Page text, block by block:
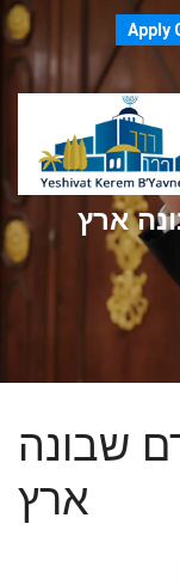
Apply
ארץ
שבונה
ארץ